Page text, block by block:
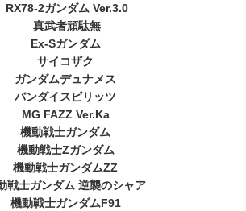
RX78-2ガンダム Ver.3.0
真武者頑駄無
Ex-Sガンダム
サイコザク
ガンダムデュナメス
バンダイスピリッツ
MG FAZZ Ver.Ka
機動戦士ガンダム
機動戦士Zガンダム
機動戦士ガンダムZZ
戦士ガンダム 逆襲のシャア
機動戦士ガンダムF91